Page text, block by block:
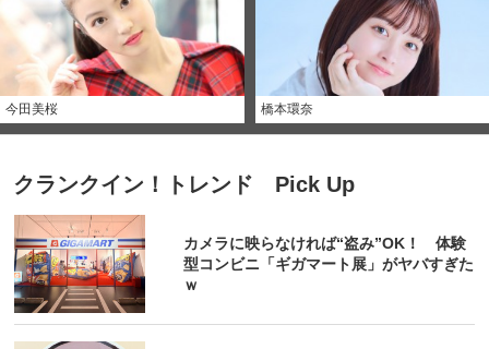
今田美桜 橋本環奈
クランクイン！トレンド Pick Up
カメラに映らなければ“盗み”OK！ 体験
型コンビニ「ギガマート展」がヤバすぎた
ｗ